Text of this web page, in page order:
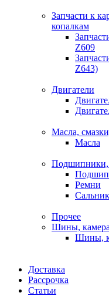
Запчасти к
копалкам
Z609
Z643)
Двигатели
Масла,
Масла
Подшипники,
Ремни
Прочее
Шины,
Шины,
Доставка
Рассрочка
Статьи